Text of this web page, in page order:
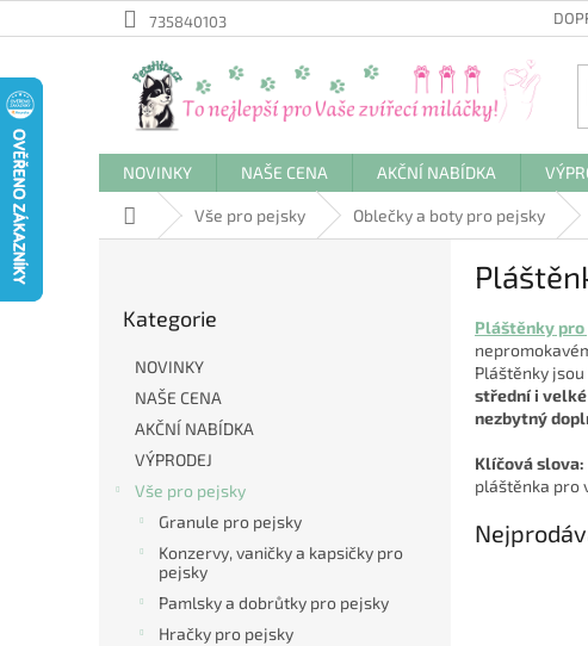
na
735840103
NOVINKY NAŠE CENA AKČNÍ NABÍDKA
Domů Vše pro pejsky Oblečky a boty pro pejsky
kategorie
Kategorie
NOVINKY
NAŠE CENA
AKČNÍ NABÍDKA
VÝPRODEJ
Vše pro pejsky
Granule pro pejsky
Konzervy, vaničky a kapsičky pro
pejsky
Pamlsky a dobrůtky pro pejsky
Hračky pro pejsky
Pláštěnky
Pláštěnky
střední i
nezbytný
Klíčová slova:
pláštěnka pro